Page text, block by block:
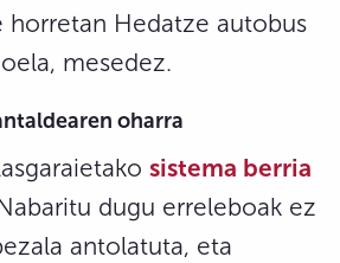
horretan Hedatze autobus
mesedez.
oharra
sistema berria
dugu erreleboak ez
antolatuta, eta